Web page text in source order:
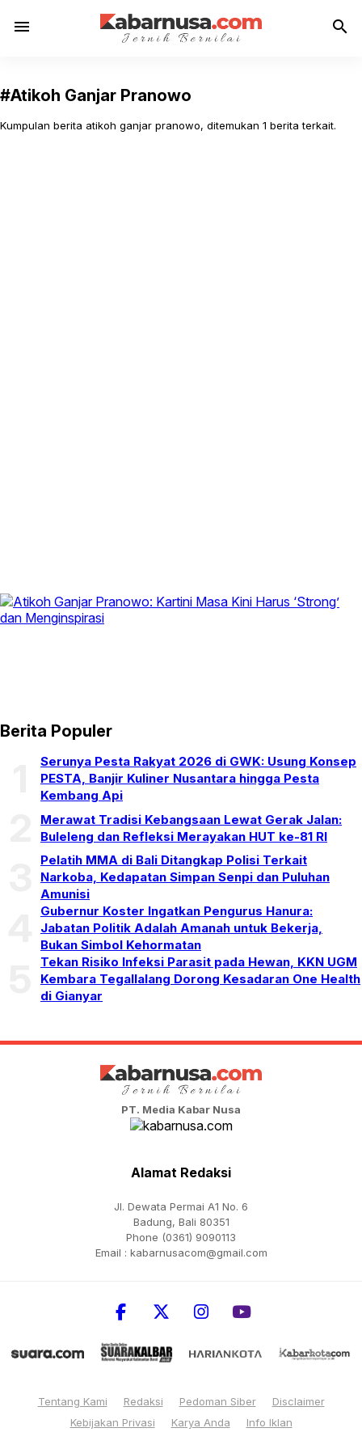
menu search
#Atikoh Ganjar Pranowo
Kumpulan berita atikoh ganjar pranowo, ditemukan 1 berita terkait.
Berita Populer
Serunya Pesta Rakyat 2026 di GWK: Usung Konsep
PESTA, Banjir Kuliner Nusantara hingga Pesta
Kembang Api
Merawat Tradisi Kebangsaan Lewat Gerak Jalan:
Buleleng dan Refleksi Merayakan HUT ke-81 RI
Pelatih MMA di Bali Ditangkap Polisi Terkait
Narkoba, Kedapatan Simpan Senpi dan Puluhan
Amunisi
Gubernur Koster Ingatkan Pengurus Hanura:
Jabatan Politik Adalah Amanah untuk Bekerja,
Bukan Simbol Kehormatan
Tekan Risiko Infeksi Parasit pada Hewan, KKN UGM
Kembara Tegallalang Dorong Kesadaran One Health
di Gianyar
PT. Media Kabar Nusa
Alamat Redaksi
Jl. Dewata Permai A1 No. 6
Badung, Bali 80351
Phone (0361) 9090113
Email : kabarnusacom@gmail.com
Tentang Kami Redaksi Pedoman Siber
Disclaimer
Kebijakan Privasi
Karya Anda Info Iklan